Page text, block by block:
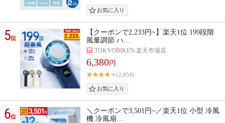
5位
【クーポンで2,233円~】楽天1位 199段階
風量調節 ハ…
TOKYOBIKEN 楽天市場店
6,380円
(2,854)
6位
＼クーポンで3,501円~／楽天1位 小型 冷風
機 冷風扇…